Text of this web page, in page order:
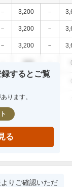
－ 3,200 －
－ 3,200 －
－ 3,200 －
000
－ 000
するとご覧
ります。
る
りご確認いただ